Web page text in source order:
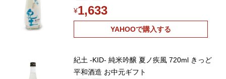
¥1,633
YAHOOで購入する
紀土 -KID- 純米吟醸 夏ノ疾風 720ml きっど
平和酒造 お中元ギフト